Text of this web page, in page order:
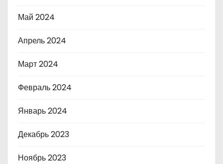
Май 2024
Апрель 2024
Март 2024
Февраль 2024
Январь 2024
Декабрь 2023
Ноябрь 2023